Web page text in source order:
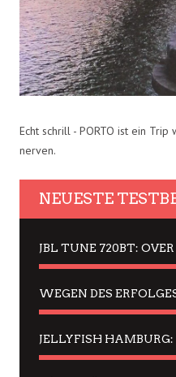
Echt schrill - PORTO ist ein
nerven.
NEUESTE